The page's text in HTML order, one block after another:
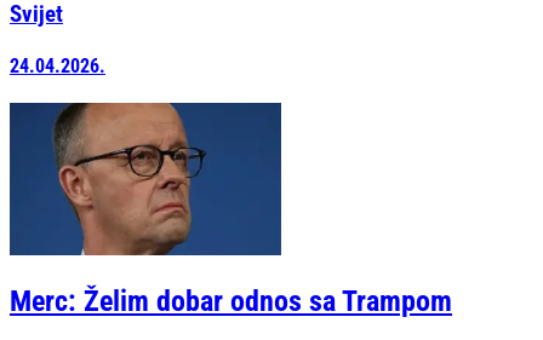
Svijet
24.04.2026.
Merc: Želim dobar odnos sa Trampom